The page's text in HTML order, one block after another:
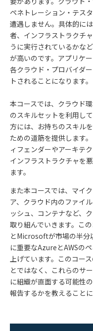
ペネトレーション・テス
遭遇しません。具体的に
者、インフラストラクチ
うに実行されているかな
が高いのです。アプリケ
各クラウド・プロバイダ
トされることになります。
本コースでは、クラウド
のスキルセットを利用し
方には、お持ちのスキル
ための道筋を提供します
ィフェンダーやアーキテ
インフラストラクチャを
ます。
また本コースでは、マイ
ア、クラウド内のファイ
ッシュ、コンテナなど、
取り組んでいきます。こ
とMicrosoftが市場の半分
に重要なAzureとAWSの
上げています。このコー
とではなく、これらのサ
に組織が直面する可能性
報告するかを教えることに